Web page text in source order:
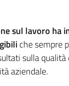
sul lavoro ha
che sempre
sulla qualità
aziendale.